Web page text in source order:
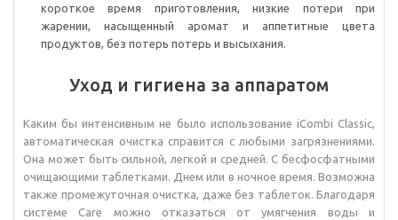
короткое время приготовления, низкие потери при
жарении, насыщенный аромат и аппетитные цвета
продуктов, без потерь потерь и высыхания.
Уход и гигиена за аппаратом
Каким бы интенсивным не было использование iCombi Classic,
автоматическая очистка справится с любыми загрязнениями.
Она может быть сильной, легкой и средней. С бесфосфатными
очищающими таблетками. Днем или в ночное время. Возможна
также промежуточная очистка, даже без таблеток. Благодаря
системе Care можно отказаться от умягчения воды и